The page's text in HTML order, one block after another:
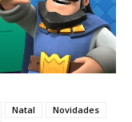
Natal
Novidades